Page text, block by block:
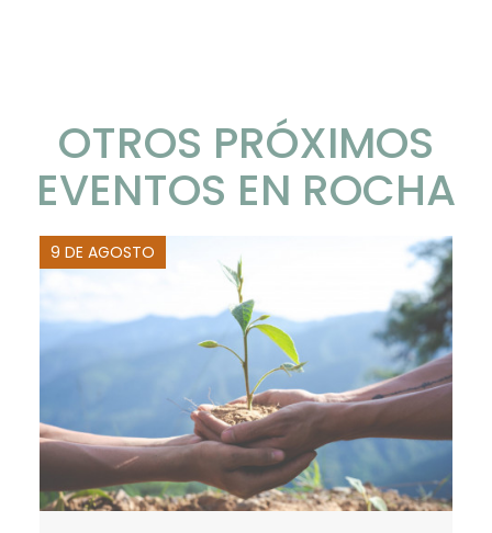
OTROS PRÓXIMOS
EVENTOS EN ROCHA
9 DE AGOSTO